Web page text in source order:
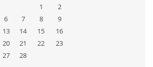
1
2
6 7 8
9
13 14 15
16
20 21 22
23
27 28